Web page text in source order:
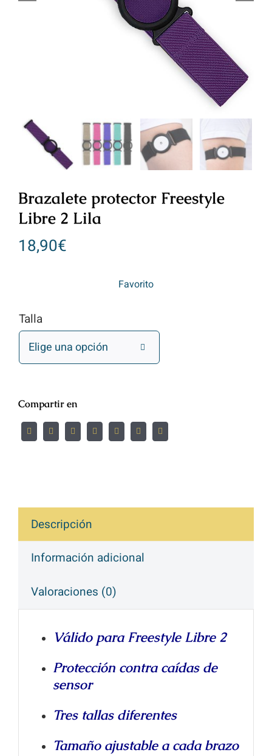
Brazalete protector Freestyle
Libre 2 Lila
18,90€
Favorito
Talla

Compartir en
Descripción
Información adicional
Valoraciones (0)
Válido para Freestyle Libre 2
Protección contra caídas de
sensor
Tres tallas diferentes
Tamaño ajustable a cada brazo